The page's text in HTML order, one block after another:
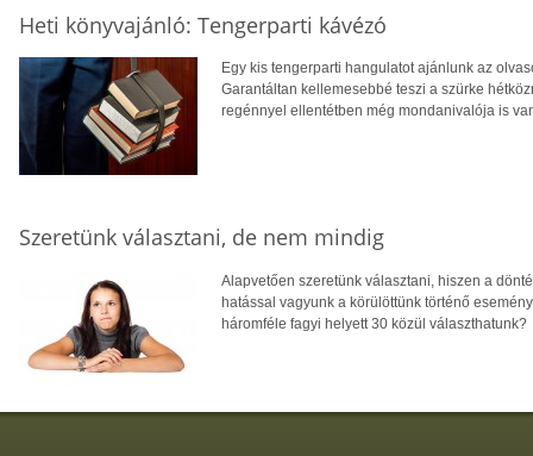
Heti könyvajánló: Tengerparti kávézó
Egy kis tengerparti hangulatot ajánlunk az
Garantáltan kellemesebbé teszi a szürke
regénnyel ellentétben még mondanivalója is
Szeretünk választani, de nem mindig
Alapvetően szeretünk választani, hiszen a
hatással vagyunk a körülöttünk történő
háromféle fagyi helyett 30 közül választhatunk?